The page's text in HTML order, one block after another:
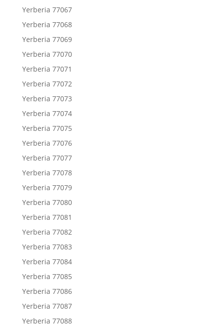
Yerberia 77067
Yerberia 77068
Yerberia 77069
Yerberia 77070
Yerberia 77071
Yerberia 77072
Yerberia 77073
Yerberia 77074
Yerberia 77075
Yerberia 77076
Yerberia 77077
Yerberia 77078
Yerberia 77079
Yerberia 77080
Yerberia 77081
Yerberia 77082
Yerberia 77083
Yerberia 77084
Yerberia 77085
Yerberia 77086
Yerberia 77087
Yerberia 77088